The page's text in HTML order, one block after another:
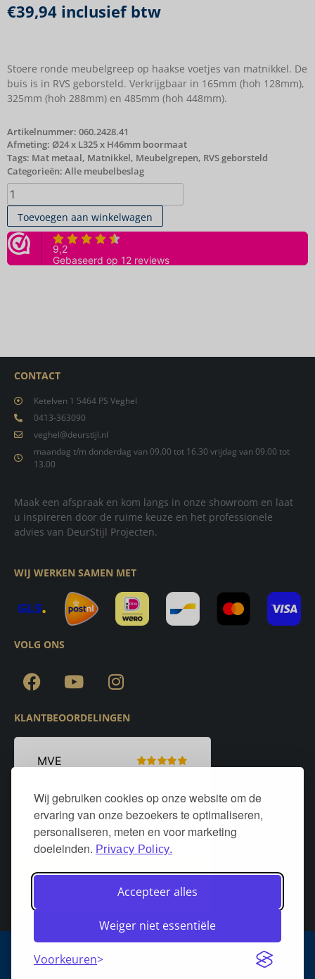
Wij gebruiken cookies op onze website om de
ervaring van onze bezoekers te optimaliseren,
personaliseren, meten en voor marketing
doeleinden. Privacy Policy.
Accepteer alles
Weiger niet essentiële
Voorkeuren
€39,94 inclusief btw
Stoere ronde meubelgreep op haakse voetjes van matnikkel. De
buis is in RVS geborsteld. Verkrijgbaar in 165mm (hoh 128mm),
325mm (hoh 288mm) en 485mm (hoh 448mm).
Artikelnummer: 060.2428.41
Afmeting: Ø24 x L325 x H46mm boormaat
Tags: Mat metaal, Matnikkel, Meubelgrepen, RVS geborsteld
Categorieën: Alle meubelbeslag
Toevoegen aan winkelwagen
CONTACT
Ketelven 1 5464 PS Veghel
0413-363090
veghel@deurstijl.nl
maandag t/m donderdag van 09.00 tot 16.30 vrijdag van 09.00 tot
13.00
Maak een afspraak en kom langs in onze showroom en laat
u inspireren door de ruime keuze en het professionele
advies van DeurStijl Projecten.
WIJ WERKEN SAMEN MET
VOLG ONS
KLANTBEOORDELINGEN
Algemene voorwaarden Over DeurStijl Projecten